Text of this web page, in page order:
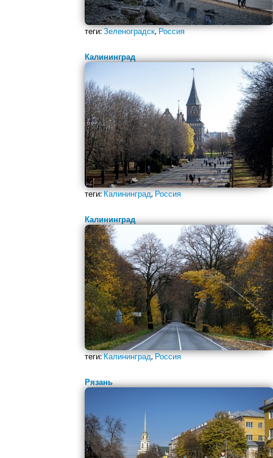
теги:Зеленоградск,Россия
Калининград
теги:Калининград,Россия
Калининград
теги:Калининград,Россия
Рязань